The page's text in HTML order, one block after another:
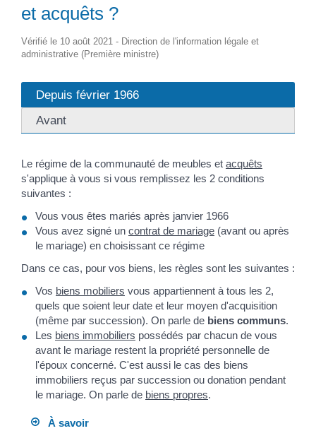
et acquêts ?
Vérifié le 10 août 2021 - Direction de l'information légale et
administrative (Première ministre)
Depuis février 1966
Avant
Le régime de la communauté de meubles et acquêts
s'applique à vous si vous remplissez les 2 conditions
suivantes :
Vous vous êtes mariés après janvier 1966
Vous avez signé un contrat de mariage (avant ou après
le mariage) en choisissant ce régime
Dans ce cas, pour vos biens, les règles sont les suivantes :
Vos biens mobiliers vous appartiennent à tous les 2,
quels que soient leur date et leur moyen d'acquisition
(même par succession). On parle de biens communs.
Les biens immobiliers possédés par chacun de vous
avant le mariage restent la propriété personnelle de
l'époux concerné. C'est aussi le cas des biens
immobiliers reçus par succession ou donation pendant
le mariage. On parle de biens propres.
À savoir